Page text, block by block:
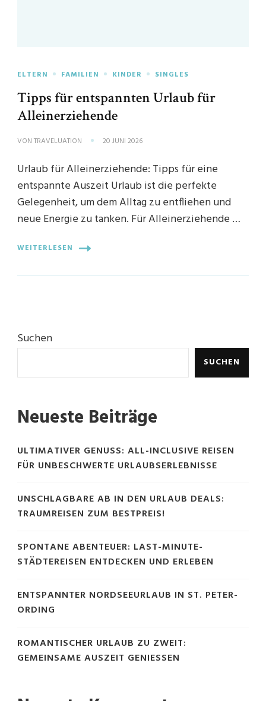
ELTERN FAMILIEN KINDER SINGLES
Tipps für entspannten Urlaub für
Alleinerziehende
VON TRAVELUATION 20 JUNI 2026
Urlaub für Alleinerziehende: Tipps für eine
entspannte Auszeit Urlaub ist die perfekte
Gelegenheit, um dem Alltag zu entfliehen und
neue Energie zu tanken. Für Alleinerziehende …
WEITERLESEN
Suchen
SUCHEN
Neueste Beiträge
ULTIMATIVER GENUSS: ALL-INCLUSIVE REISEN
FÜR UNBESCHWERTE URLAUBSERLEBNISSE
UNSCHLAGBARE AB IN DEN URLAUB DEALS:
TRAUMREISEN ZUM BESTPREIS!
SPONTANE ABENTEUER: LAST-MINUTE-
STÄDTEREISEN ENTDECKEN UND ERLEBEN
ENTSPANNTER NORDSEEURLAUB IN ST. PETER-
ORDING
ROMANTISCHER URLAUB ZU ZWEIT:
GEMEINSAME AUSZEIT GENIESSEN